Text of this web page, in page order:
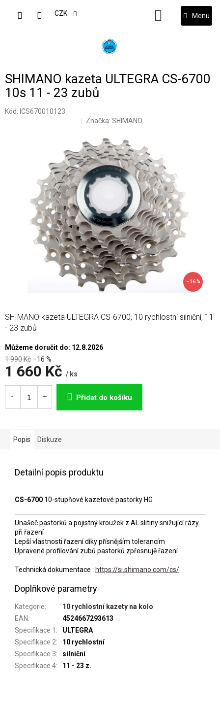
CZK
NÁKUPNÍ
KOŠÍK
SHIMANO kazeta ULTEGRA CS-6700
10s 11 - 23 zubů
Kód: ICS670010123
Značka:SHIMANO
–16 %
1 990 Kč –16 %
1 660 Kč / ks
Měrná
cena:
Můžeme doručit do: 12.8.2026
Přidat do košíku
SHIMANO kazeta ULTEGRA CS-6700, 10 rychlostní silniční, 11
- 23 zubů
Popis Diskuze
Detailní popis produktu
CS-6700 10-stupňové kazetové pastorky HG
Unašeč pastorků a pojistný kroužek z AL slitiny snižující rázy
při řazení
Lepší vlastnosti řazení díky přísnějším tolerancím
Upravené profilování zubů pastorků zpřesnujě řazení
Technická dokumentace : https://si.shimano.com/cs/
Doplňkové parametry
Kategorie:
10 rychlostní kazety na kolo
EAN:
4524667293613
Specifikace 1 :
ULTEGRA
Specifikace 2:
10 rychlostní
Specifikace 3:
silniční
Specifikace 4: 11 - 23 z.